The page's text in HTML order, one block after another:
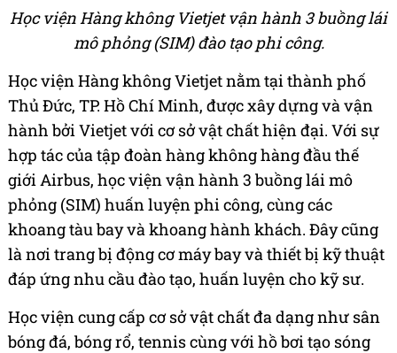
Học viện Hàng không Vietjet vận hành 3 buồng lái
mô phỏng (SIM) đào tạo phi công.
Học viện Hàng không Vietjet nằm tại thành phố
Thủ Đức, TP. Hồ Chí Minh, được xây dựng và vận
hành bởi Vietjet với cơ sở vật chất hiện đại. Với sự
hợp tác của tập đoàn hàng không hàng đầu thế
giới Airbus, học viện vận hành 3 buồng lái mô
phỏng (SIM) huấn luyện phi công, cùng các
khoang tàu bay và khoang hành khách. Đây cũng
là nơi trang bị động cơ máy bay và thiết bị kỹ thuật
đáp ứng nhu cầu đào tạo, huấn luyện cho kỹ sư.
Học viện cung cấp cơ sở vật chất đa dạng như sân
bóng đá, bóng rổ, tennis cùng với hồ bơi tạo sóng